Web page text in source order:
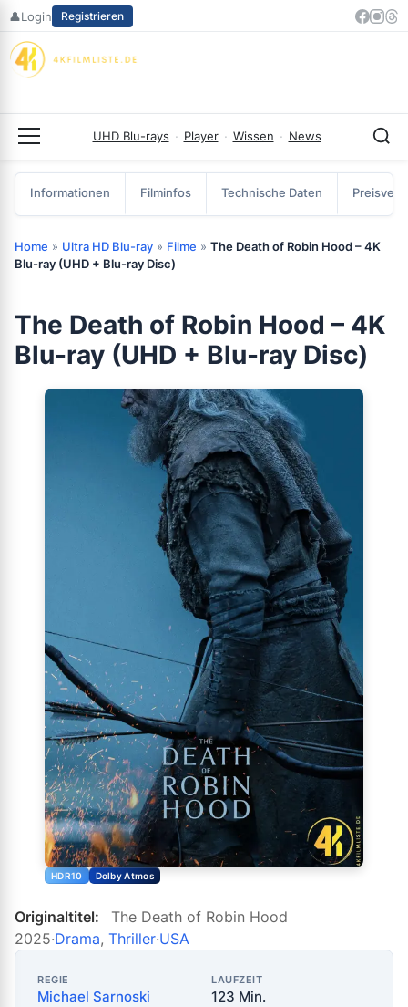
Zum
springen
👤Login Registrieren
UHD Blu-rays · Player · Wissen · News
Informationen Filminfos Technische Daten
Home » Ultra HD Blu-ray » Filme » The Death of Robin Hood – 4K
Blu-ray (UHD + Blu-ray Disc)
The Death of Robin Hood – 4K
Blu-ray (UHD + Blu-ray Disc)
HDR10 Dolby Atmos
Originaltitel:
The Death of Robin Hood
2025·Drama, Thriller·USA
REGIE
Michael Sarnoski
LAUFZEIT
123 Min.